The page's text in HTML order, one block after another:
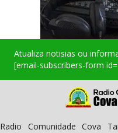
Atualiza notisias ou
[email-subscribers-form
Radio Comunidade Cova